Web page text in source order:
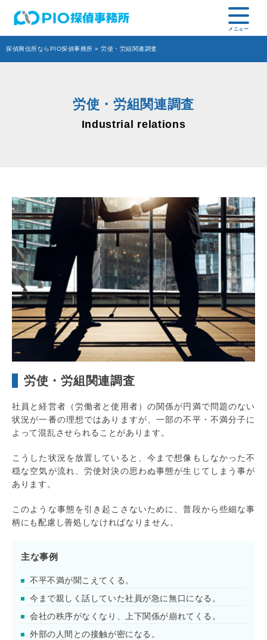
探偵興信所ならPIO探偵事務所 » 労使・労組関連調査
労使・労組関連調査
Industrial relations
労使・労組関連調査
社員と経営者（労働者と使用者）の関係が円満で問題のない
状況が一番の理想ではありますが、一部の不平・不満分子に
よって混乱させられることがあります。
こうした状況を放置していると、今まで想像もしなかった不
穏な空気が流れ、労使対決の思わぬ事態が生じてしまう事が
あります。
このような事態を引き起こさないために、普段から些細な事
柄にも配慮し善処しなければなりません。
主な事例
不平不満が聞こえてくる。
今まで親しく話していた社員が急に無口になる。
会社の秩序がなくなり、上下関係が崩れてくる。
外部の人間との接触が密になる。